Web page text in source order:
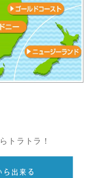
トラトラ！